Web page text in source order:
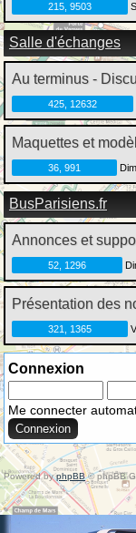
215, 9503
Salle d'échanges
Au terminus -
425, 12632
Maquettes et
36, 991
BusParisiens.fr
Annonces et
52, 1296
Présentation des
321, 1365
Connexion
Me connecter
Powered byphpBB© phpBB